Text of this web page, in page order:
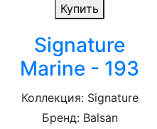
Купить
Signature
Marine - 193
Коллекция: Signature
Бренд: Balsan